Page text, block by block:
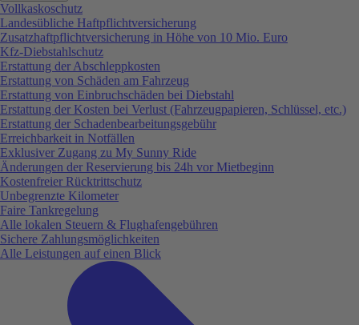
Vollkaskoschutz
Landesübliche Haftpflichtversicherung
Zusatzhaftpflichtversicherung in Höhe von 10 Mio. Euro
Kfz-Diebstahlschutz
Erstattung der Abschleppkosten
Erstattung von Schäden am Fahrzeug
Erstattung von Einbruchschäden bei Diebstahl
Erstattung der Kosten bei Verlust (Fahrzeugpapieren, Schlüssel, etc.)
Erstattung der Schadenbearbeitungsgebühr
Erreichbarkeit in Notfällen
Exklusiver Zugang zu My Sunny Ride
Änderungen der Reservierung bis 24h vor Mietbeginn
Kostenfreier Rücktrittschutz
Unbegrenzte Kilometer
Faire Tankregelung
Alle lokalen Steuern & Flughafengebühren
Sichere Zahlungsmöglichkeiten
Alle Leistungen auf einen Blick